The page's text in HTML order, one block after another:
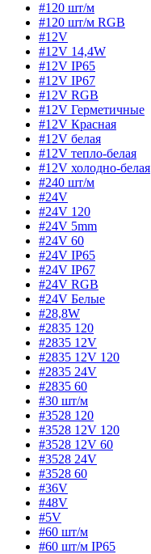
#120 шт/м
#120 шт/м RGB
#12V
#12V 14,4W
#12V IP65
#12V IP67
#12V RGB
#12V Герметичные
#12V Красная
#12V белая
#12V тепло-белая
#12V холодно-белая
#240 шт/м
#24V
#24V 120
#24V 5mm
#24V 60
#24V IP65
#24V IP67
#24V RGB
#24V Белые
#28,8W
#2835 120
#2835 12V
#2835 12V 120
#2835 24V
#2835 60
#30 шт/м
#3528 120
#3528 12V 120
#3528 12V 60
#3528 24V
#3528 60
#36V
#48V
#5V
#60 шт/м
#60 шт/м IP65